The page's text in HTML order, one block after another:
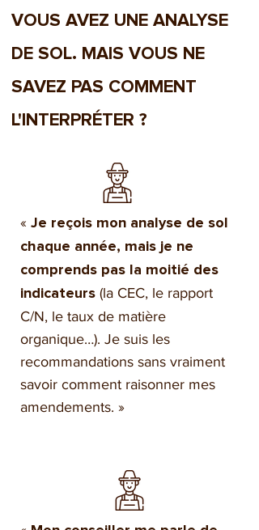
VOUS AVEZ UNE ANALYSE
DE SOL. MAIS VOUS NE
SAVEZ PAS COMMENT
L'INTERPRÉTER ?
« Je reçois mon analyse de sol
chaque année, mais je ne
comprends pas la moitié des
indicateurs (la CEC, le rapport
C/N, le taux de matière
organique…). Je suis les
recommandations sans vraiment
savoir comment raisonner mes
amendements. »